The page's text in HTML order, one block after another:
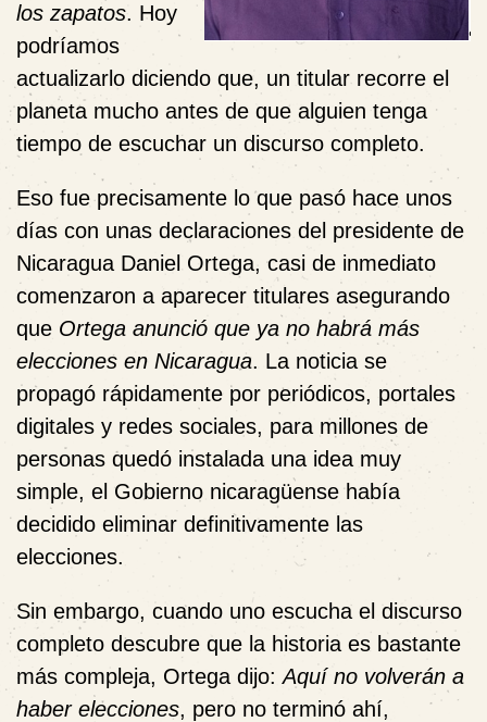
los zapatos. Hoy
podríamos
actualizarlo diciendo que, un titular recorre el
planeta mucho antes de que alguien tenga
tiempo de escuchar un discurso completo.
Eso fue precisamente lo que pasó hace unos
días con unas declaraciones del presidente de
Nicaragua Daniel Ortega, casi de inmediato
comenzaron a aparecer titulares asegurando
que Ortega anunció que ya no habrá más
elecciones en Nicaragua. La noticia se
propagó rápidamente por periódicos, portales
digitales y redes sociales, para millones de
personas quedó instalada una idea muy
simple, el Gobierno nicaragüense había
decidido eliminar definitivamente las
elecciones.
Sin embargo, cuando uno escucha el discurso
completo descubre que la historia es bastante
más compleja, Ortega dijo:Aquí no volverán a
haber elecciones, pero no terminó ahí,